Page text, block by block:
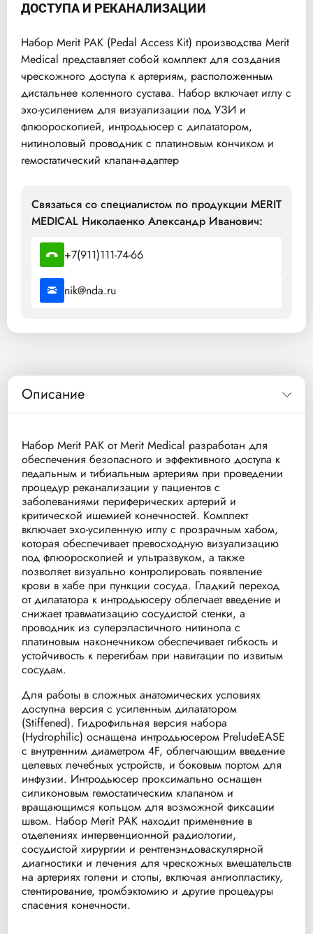
ДОСТУПА И РЕКАНАЛИЗАЦИИ
Набор Merit PAK (Pedal Access Kit) производства Merit
Medical представляет собой комплект для создания
чрескожного доступа к артериям, расположенным
дистальнее коленного сустава. Набор включает иглу с
эхо-усилением для визуализации под УЗИ и
флюороскопией, интродьюсер с дилататором,
нитиноловый проводник с платиновым кончиком и
гемостатический клапан-адаптер
Связаться со специалистом по продукции MERIT
MEDICAL Николаенко Александр Иванович:
+7(911)111-74-66
nik@nda.ru
Описание
Набор Merit PAK от Merit Medical разработан для
обеспечения безопасного и эффективного доступа к
педальным и тибиальным артериям при проведении
процедур реканализации у пациентов с
заболеваниями периферических артерий и
критической ишемией конечностей. Комплект
включает эхо-усиленную иглу с прозрачным хабом,
которая обеспечивает превосходную визуализацию
под флюороскопией и ультразвуком, а также
позволяет визуально контролировать появление
крови в хабе при пункции сосуда. Гладкий переход
от дилататора к интродьюсеру облегчает введение и
снижает травматизацию сосудистой стенки, а
проводник из суперэластичного нитинола с
платиновым наконечником обеспечивает гибкость и
устойчивость к перегибам при навигации по извитым
сосудам.
Для работы в сложных анатомических условиях
доступна версия с усиленным дилататором
(Stiffened). Гидрофильная версия набора
(Hydrophilic) оснащена интродьюсером PreludeEASE
с внутренним диаметром 4F, облегчающим введение
целевых лечебных устройств, и боковым портом для
инфузии. Интродьюсер проксимально оснащен
силиконовым гемостатическим клапаном и
вращающимся кольцом для возможной фиксации
швом. Набор Merit PAK находит применение в
отделениях интервенционной радиологии,
сосудистой хирургии и рентгенэндоваскулярной
диагностики и лечения для чрескожных вмешательств
на артериях голени и стопы, включая ангиопластику,
стентирование, тромбэктомию и другие процедуры
спасения конечности.